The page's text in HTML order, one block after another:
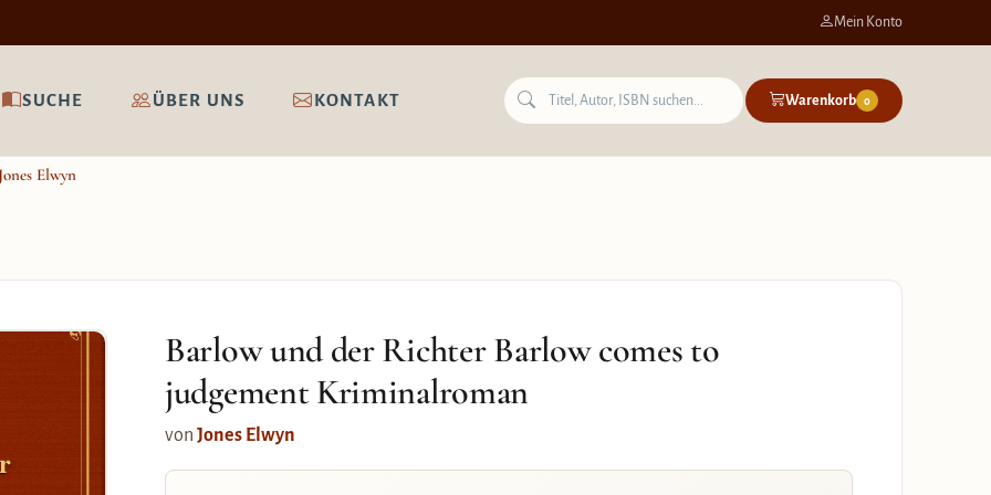
Mein Konto
SUCHE ÜBER UNS KONTAKT Warenkorb 0
Jones Elwyn
Barlow und der Richter Barlow comes to
judgement Kriminalroman
von Jones Elwyn